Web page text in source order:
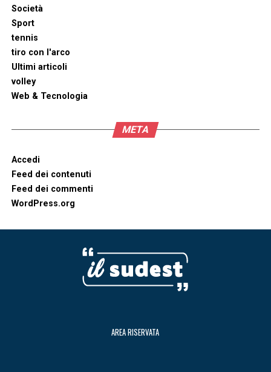
Società
Sport
tennis
tiro con l'arco
Ultimi articoli
volley
Web & Tecnologia
META
Accedi
Feed dei contenuti
Feed dei commenti
WordPress.org
AREA RISERVATA